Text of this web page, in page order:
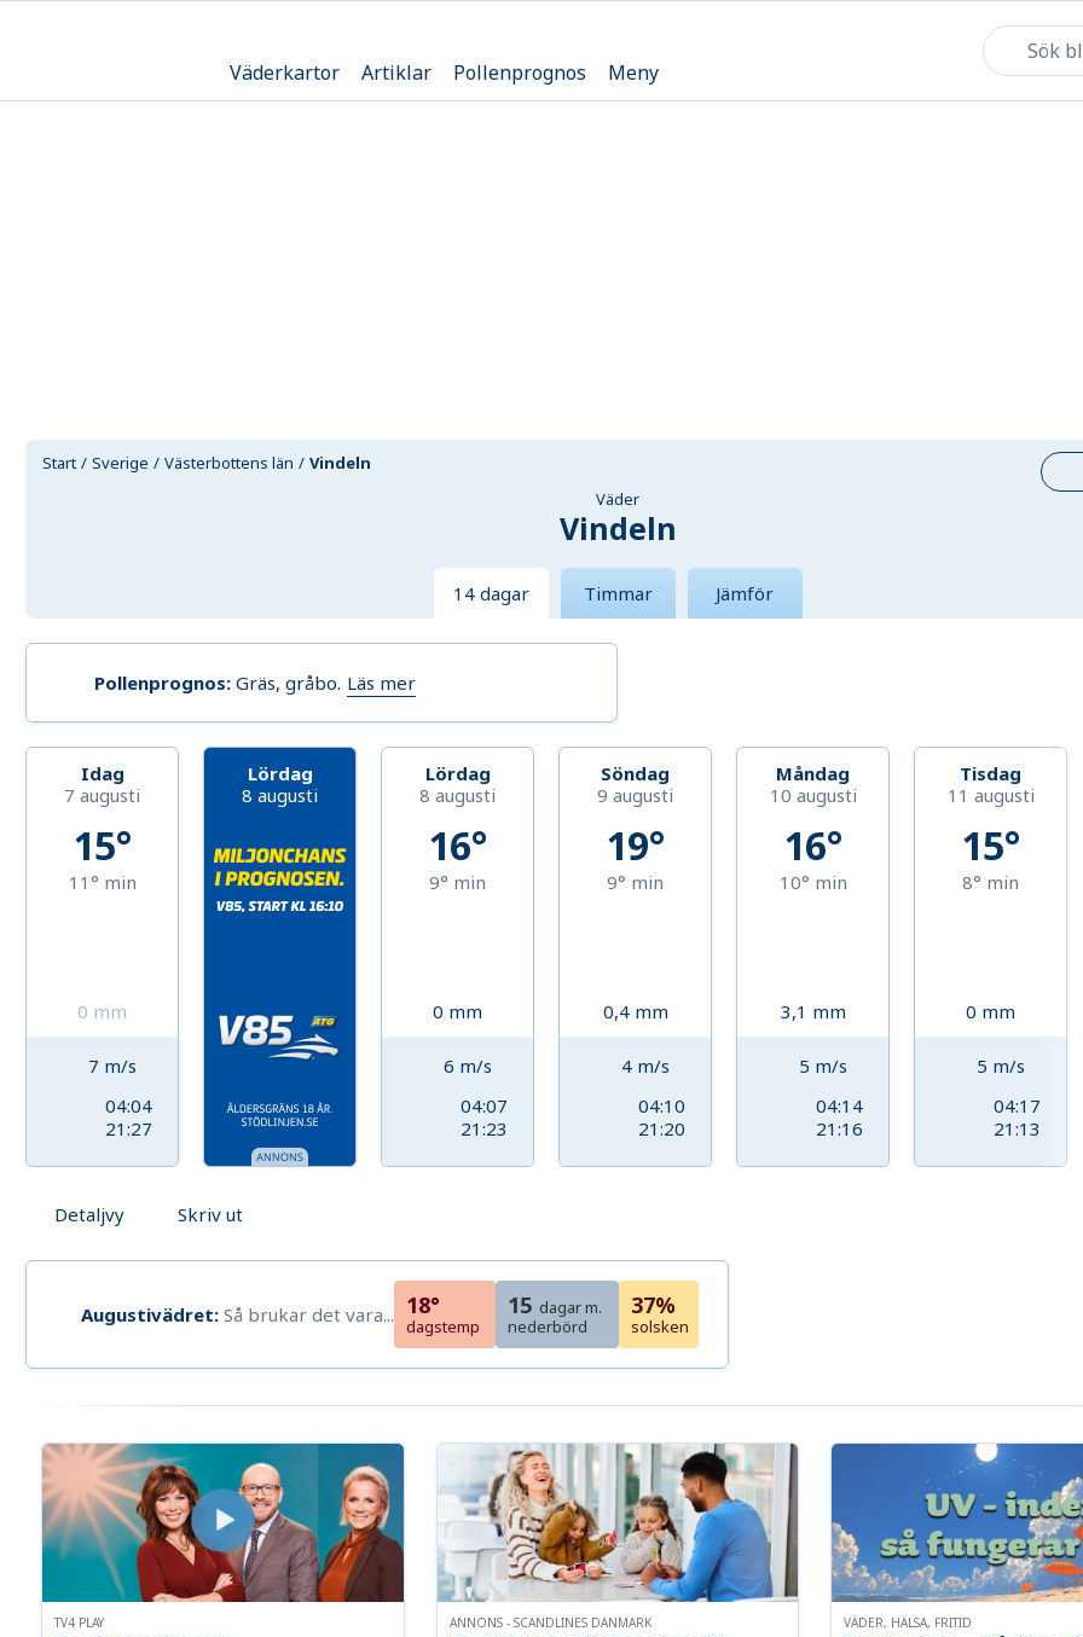
Väderkartor Artiklar Pollenprognos Meny
Start Sverige Västerbottens län
Vindeln
Väder
Vindeln
14 dagar Timmar Jämför
Pollenprognos: Gräs, gråbo. Läs mer
Idag
7 augusti
15°
11° min
0 mm
7 m/s
04:04
21:27
Lördag
8 augusti
Lördag
8 augusti
16°
9° min
0 mm
6 m/s
04:07
21:23
Söndag
9 augusti
19°
9° min
0,4 mm
4 m/s
04:10
21:20
Måndag
10 augusti
16°
10° min
3,1 mm
5 m/s
04:14
21:16
Tisdag
11 augusti
15°
8° min
0 mm
5 m/s
04:17
21:13
Detaljvy Skriv ut
Augustivädret: Så brukar det vara... 18°
dagstemp
15 dagar m.
nederbörd
37%
solsken
TV4 PLAY ANNONS - SCANDLINES DANMARK VÄDER, HÄLSA, FRITID